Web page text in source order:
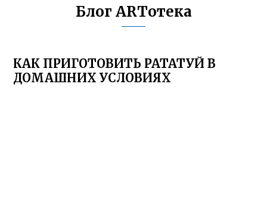
Блог ARTотека
КАК ПРИГОТОВИТЬ РАТАТУЙ В
ДОМАШНИХ УСЛОВИЯХ